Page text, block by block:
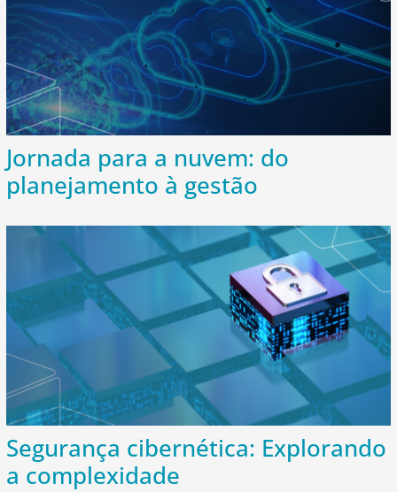
Jornada para a nuvem: do
planejamento à gestão
Segurança cibernética: Explorando
a complexidade